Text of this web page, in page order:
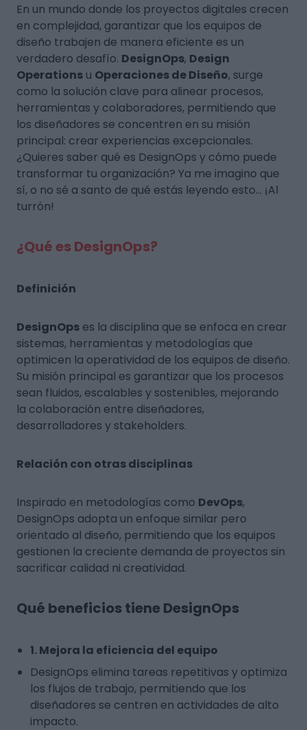
En un mundo donde los proyectos digitales crecen
en complejidad, garantizar que los equipos de
diseño trabajen de manera eficiente es un
verdadero desafío. DesignOps, Design
Operations u Operaciones de Diseño, surge
como la solución clave para alinear procesos,
herramientas y colaboradores, permitiendo que
los diseñadores se concentren en su misión
principal: crear experiencias excepcionales.
¿Quieres saber qué es DesignOps y cómo puede
transformar tu organización? Ya me imagino que
sí, o no sé a santo de qué estás leyendo esto… ¡Al
turrón!
¿Qué es DesignOps?
Definición
DesignOps es la disciplina que se enfoca en crear
sistemas, herramientas y metodologías que
optimicen la operatividad de los equipos de diseño.
Su misión principal es garantizar que los procesos
sean fluidos, escalables y sostenibles, mejorando
la colaboración entre diseñadores,
desarrolladores y stakeholders.
Relación con otras disciplinas
Inspirado en metodologías como DevOps,
DesignOps adopta un enfoque similar pero
orientado al diseño, permitiendo que los equipos
gestionen la creciente demanda de proyectos sin
sacrificar calidad ni creatividad.
Qué beneficios tiene DesignOps
1. Mejora la eficiencia del equipo
DesignOps elimina tareas repetitivas y optimiza
los flujos de trabajo, permitiendo que los
diseñadores se centren en actividades de alto
impacto.